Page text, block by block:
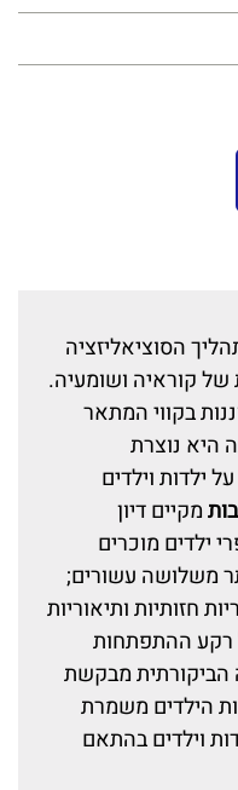
הסוציאליזציה
של קוראיה ושומעיה.
בקווי המתאר
היא נוצרת
ילדות וילדים
מקיים דיון
ילדים מוכרים
משלושה עשורים;
חזותיות ותיאוריות
רקע ההתפתחות
הביקורתית מבקשת
הילדים משמרת
וילדים בהתאם